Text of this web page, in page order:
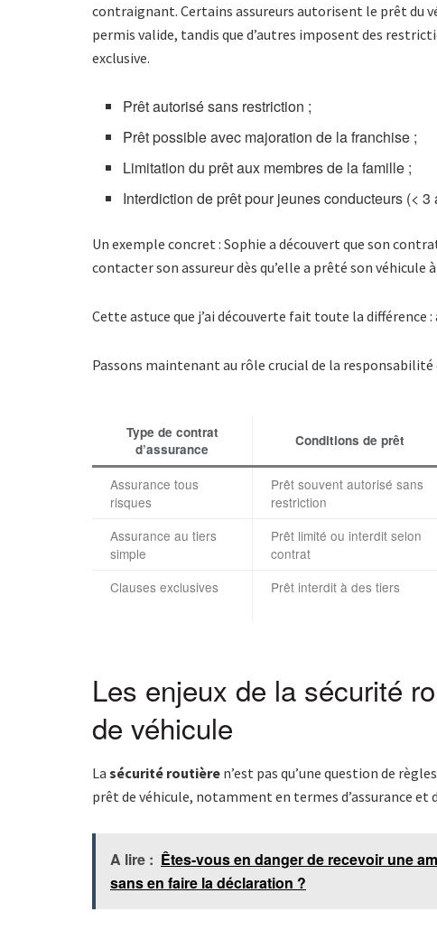
contraignant. Certains assureurs autorisent le prêt du
permis valide, tandis que d’autres imposent des
exclusive.
Prêt autorisé sans restriction ;
Prêt possible avec majoration de la franchise ;
Limitation du prêt aux membres de la famille ;
Interdiction de prêt pour jeunes conducteurs (< 3
Un exemple concret : Sophie a découvert que son
contacter son assureur dès qu’elle a prêté son véhicule
Cette astuce que j’ai découverte fait toute la différence
Passons maintenant au rôle crucial de la responsabilité
Type de contrat
d’assurance
Conditions de prêt
Assurance tous
risques
Prêt souvent autorisé sans
restriction
Assurance au tiers
simple
Prêt limité ou interdit selon
contrat
Clauses exclusives
Prêt interdit à des tiers
Les enjeux de la sécurité
de véhicule
La sécurité routière n’est pas qu’une question de
prêt de véhicule, notamment en termes d’assurance et
A lire : Êtes-vous en danger de recevoir une
sans en faire la déclaration ?